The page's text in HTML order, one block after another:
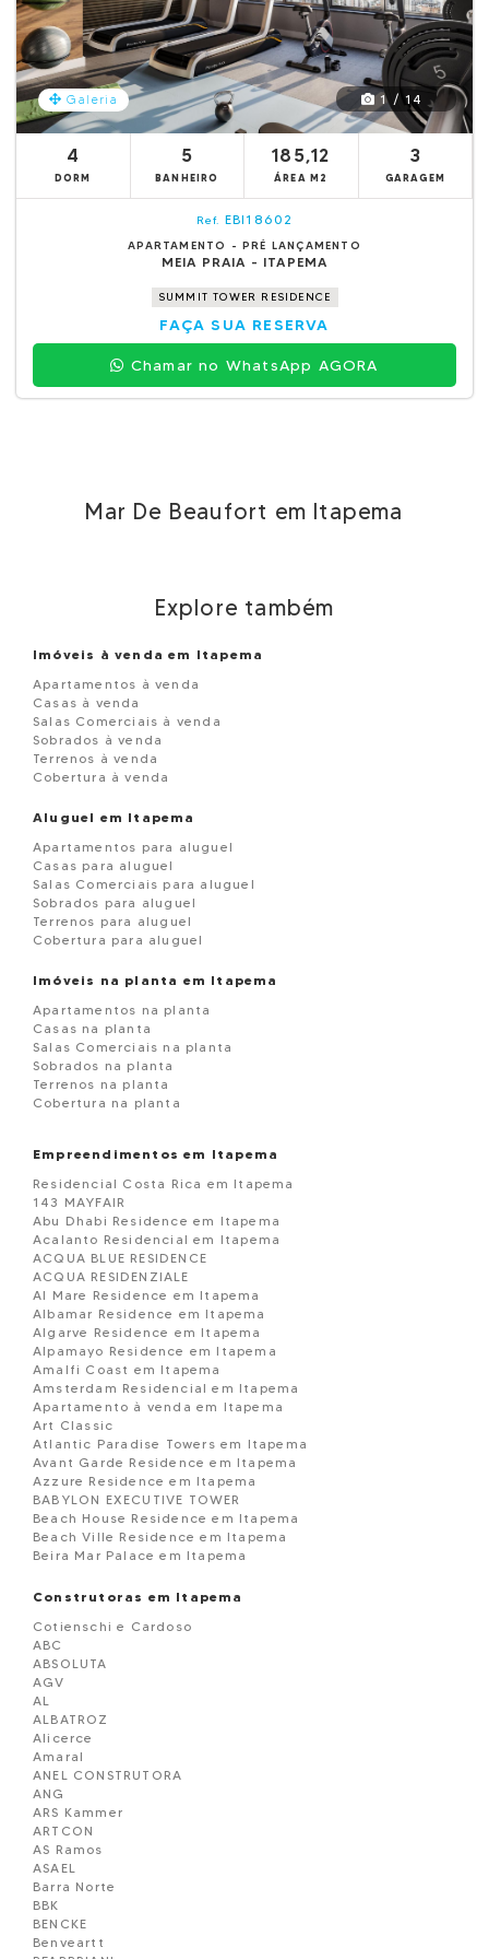
Galeria 1 / 14
4
DORM
5
BANHEIRO
185,12
ÁREA M2
3
GARAGEM
Ref. EBI18602
APARTAMENTO - PRÉ LANÇAMENTO
MEIA PRAIA - ITAPEMA
SUMMIT TOWER RESIDENCE
FAÇA SUA RESERVA
Chamar no WhatsApp AGORA
Mar De Beaufort em Itapema
Explore também
Imóveis à venda em Itapema
Apartamentos à venda
Casas à venda
Salas Comerciais à venda
Sobrados à venda
Terrenos à venda
Cobertura à venda
Aluguel em Itapema
Apartamentos para aluguel
Casas para aluguel
Salas Comerciais para aluguel
Sobrados para aluguel
Terrenos para aluguel
Cobertura para aluguel
Imóveis na planta em Itapema
Apartamentos na planta
Casas na planta
Salas Comerciais na planta
Sobrados na planta
Terrenos na planta
Cobertura na planta
Empreendimentos em Itapema
Residencial Costa Rica em Itapema
143 MAYFAIR
Abu Dhabi Residence em Itapema
Acalanto Residencial em Itapema
ACQUA BLUE RESIDENCE
ACQUA RESIDENZIALE
Al Mare Residence em Itapema
Albamar Residence em Itapema
Algarve Residence em Itapema
Alpamayo Residence em Itapema
Amalfi Coast em Itapema
Amsterdam Residencial em Itapema
Apartamento à venda em Itapema
Art Classic
Atlantic Paradise Towers em Itapema
Avant Garde Residence em Itapema
Azzure Residence em Itapema
BABYLON EXECUTIVE TOWER
Beach House Residence em Itapema
Beach Ville Residence em Itapema
Beira Mar Palace em Itapema
BELVEDERE
Blue View em Itapema
Boulevard Dois 86 em Itapema
BOURBON RESIDENCE
Brandemburgo Residence em Itapema
BRISA DO MAR
Brooklyn Tower em Itapema
Campo Verde Loteamento em Itapema
Capadócia Residence em Itapema
Carmel Residence em Itapema
Carpe Diem em Itapema
Cartier CNA Residence em Itapema
Celisa Residence em Itapema
Central Ville Residence em Itapema
Chácara Flora em Itapema
CHATEAU AVENUE RESIDENCE em Itapema
Château de Florence em Itapema
Chatêau Unique em Itapema
Città di Trento em Itapema
Construtoras em Itapema
Cotienschi e Cardoso
ABC
ABSOLUTA
AGV
AL
ALBATROZ
Alicerce
Amaral
ANEL CONSTRUTORA
ANG
ARS Kammer
ARTCON
AS Ramos
ASAEL
Barra Norte
BBK
BENCKE
Benveartt